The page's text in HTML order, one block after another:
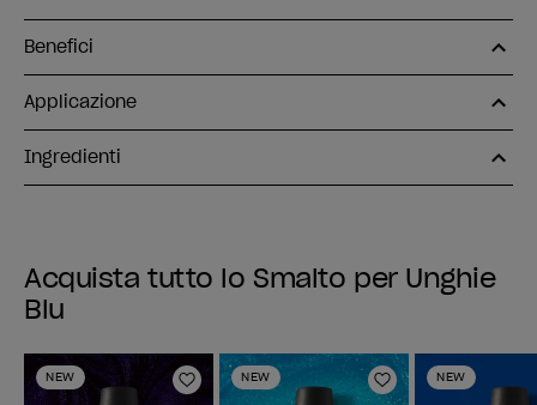
Benefici
Applicazione
Ingredienti
Acquista tutto lo Smalto per Unghie
Blu
NEW
Aggiungi alla lista dei desideri
NEW
Aggiungi alla
NEW